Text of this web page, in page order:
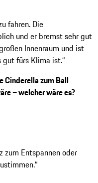
fahren. Die
und er bremst sehr gut
Innenraum und ist
fürs Klima ist.“
Cinderella zum Ball
– welcher wäre es?
zum Entspannen oder